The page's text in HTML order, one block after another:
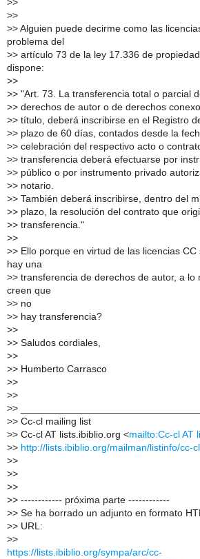
>>
>>
>> Alguien puede decirme como las
problema del
>> artículo 73 de la ley 17.336 de
dispone:
>>
>> "Art. 73. La transferencia total o parcial
>> derechos de autor o de derechos
>> título, deberá inscribirse en el Registro
>> plazo de 60 días, contados desde la
>> celebración del respectivo acto o
>> transferencia deberá efectuarse por
>> público o por instrumento privado
>> notario.
>> También deberá inscribirse, dentro del
>> plazo, la resolución del contrato que
>> transferencia."
>>
>> Ello porque en virtud de las licencias
hay una
>> transferencia de derechos de autor, a lo
creen que
>> no
>> hay transferencia?
>>
>> Saludos cordiales,
>>
>> Humberto Carrasco
>>
>>
>>
>> Cc-cl mailing list
>> Cc-cl AT lists.ibiblio.org <mailto:Cc-cl AT
>> http://lists.ibiblio.org/mailman/listinfo/cc-cl
>>
>>
>>
>> ------------ próxima parte ------------
>> Se ha borrado un adjunto en formato
>> URL:
>>
https://lists.ibiblio.org/sympa/arc/cc-